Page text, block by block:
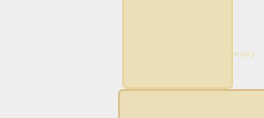
/home/dicionar/public_html/online.php